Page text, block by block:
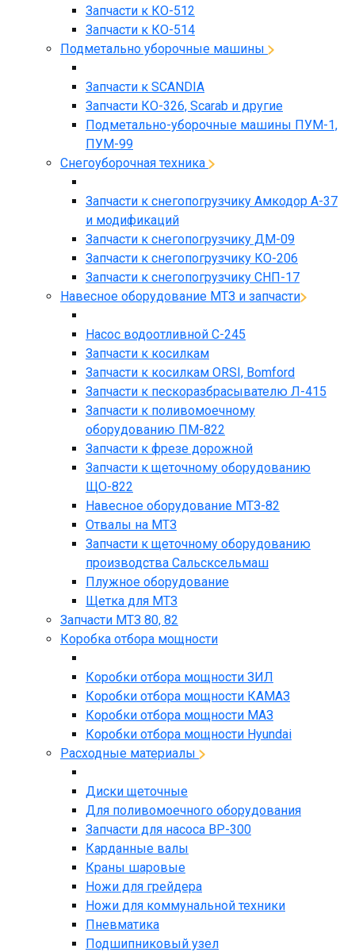
Запчасти к КО-512
Запчасти к КО-514
Подметально уборочные машины
Запчасти к SCANDIA
Запчасти КО-326, Scarab и другие
Подметально-уборочные машины ПУМ-1,
ПУМ-99
Снегоуборочная техника
Запчасти к снегопогрузчику Амкодор А-37
и модификаций
Запчасти к снегопогрузчику ДМ-09
Запчасти к снегопогрузчику КО-206
Запчасти к снегопогрузчику СНП-17
Навесное оборудование МТЗ и запчасти
Насос водоотливной С-245
Запчасти к косилкам
Запчасти к косилкам ORSI, Bomford
Запчасти к пескоразбрасывателю Л-415
Запчасти к поливомоечному
оборудованию ПМ-822
Запчасти к фрезе дорожной
Запчасти к щеточному оборудованию
ЩО-822
Навесное оборудование МТЗ-82
Отвалы на МТЗ
Запчасти к щеточному оборудованию
производства Сальсксельмаш
Плужное оборудование
Щетка для МТЗ
Запчасти МТЗ 80, 82
Коробка отбора мощности
Коробки отбора мощности ЗИЛ
Коробки отбора мощности КАМАЗ
Коробки отбора мощности МАЗ
Коробки отбора мощности Hyundai
Расходные материалы
Диски щеточные
Для поливомоечного оборудования
Запчасти для насоса BP-300
Карданные валы
Краны шаровые
Ножи для грейдера
Ножи для коммунальной техники
Пневматика
Подшипниковый узел